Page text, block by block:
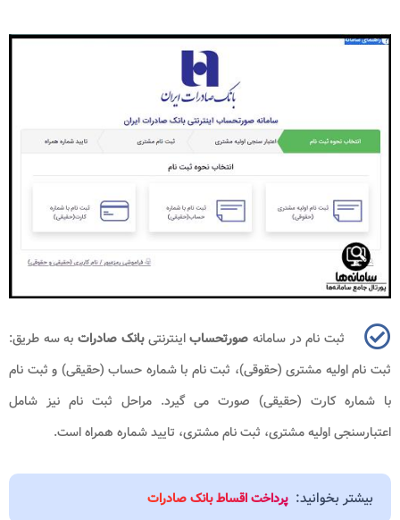
ثبت نام در سامانه صورتحساباینترنتیبانک صادراتبه سه طریق:
ثبت نام اولیه مشتری (حقوقی)، ثبت نام با شماره حساب (حقیقی) و ثبت نام
با شماره کارت (حقیقی) صورت می گیرد. مراحل ثبت نام نیز شامل
اعتبارسنجی اولیه مشتری، ثبت نام مشتری، تایید شماره همراه است.
بیشتر بخوانید: پرداخت اقساط بانک صادرات